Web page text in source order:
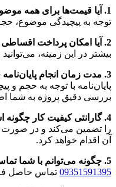
1. آیا قیمت‌ها برای همه موضوعات یکسان است؟
توجه به پیچیدگی موضوع،
2. آیا امکان پرداخت اقساطی وجود دارد؟
بیشتر در این زمینه،
3. مدت زمان انجام پایان‌نامه چقدر است؟
پایان‌نامه با توجه به حجم و
بررسی دقیق پروژه به شما
4. گارانتی کیفیت کار چگونه است؟
را تضمین می‌کند و در
آن اقدام خواهد کرد.
5. چگونه می‌توانم با شما تماس بگیرم؟
09351591395 تماس حاصل